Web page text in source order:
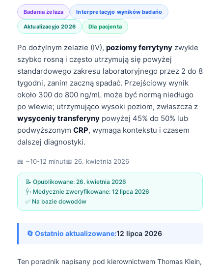
Badania żelaza Interpretacyjo wyników badańo
Aktualizacyjo 2026 Dla pacjenta
Po dożylnym żelazie (IV), poziomy ferrytyny zwykle
szybko rosną i często utrzymują się powyżej
standardowego zakresu laboratoryjnego przez 2 do 8
tygodni, zanim zaczną spadać. Przejściowy wynik
około 300 do 800 ng/mL może być normą niedługo
po wlewie; utrzymująco wysoki poziom, zwłaszcza z
wysyceniy transferyny powyżej 45% do 50% lub
podwyższonym CRP, wymaga kontekstu i czasem
dalszej diagnostyki.
📖 ~10-12 minut📅 26. kwietnia 2026
📝 Opublikowane: 26. kwietnia 2026
🩺 Medycznie zweryfikowane: 12 lipca 2026
✅ Na bazie dowodów
🔄 Ostatnio aktualizowane:12 lipca 2026
Ten poradnik napisany pod kierownictwem Thomas Klein,